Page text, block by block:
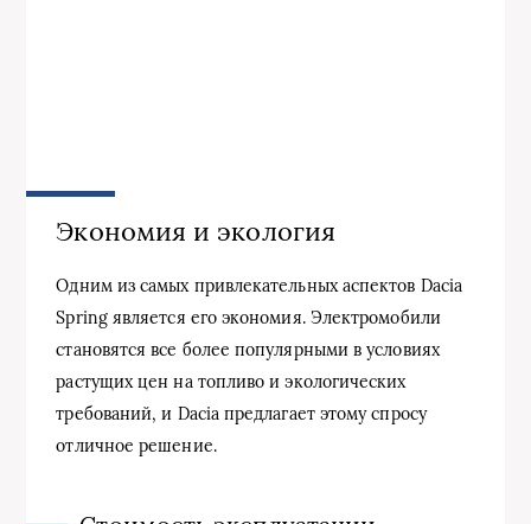
Экономия и экология
Одним из самых привлекательных аспектов Dacia
Spring является его экономия. Электромобили
становятся все более популярными в условиях
растущих цен на топливо и экологических
требований, и Dacia предлагает этому спросу
отличное решение.